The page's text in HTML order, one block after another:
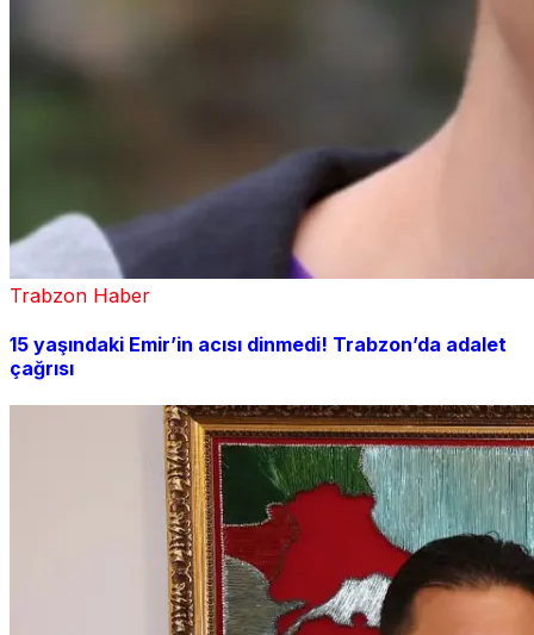
Trabzon Haber
15 yaşındaki Emir’in acısı dinmedi! Trabzon’da adalet
çağrısı